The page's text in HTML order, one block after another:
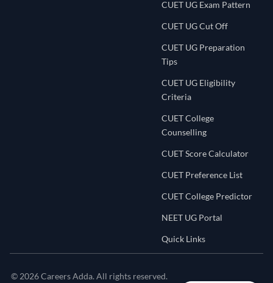
CUET UG Exam Pattern
CUET UG Cut Off
CUET UG Preparation
Tips
CUET UG Eligibility
Criteria
CUET College
Counselling
CUET Score Calculator
CUET Preference List
CUET College Predictor
NEET UG Portal
Quick Links
© 2026Careers Adda. All rights reserved.